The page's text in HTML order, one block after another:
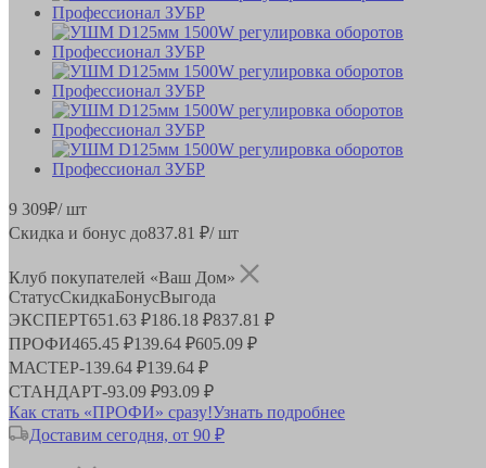
9 309₽/ шт
Скидка и бонус до837.81 ₽/ шт
Клуб покупателей «Ваш Дом»
СтатусСкидкаБонусВыгода
ЭКСПЕРТ651.63 ₽186.18 ₽837.81 ₽
ПРОФИ465.45 ₽139.64 ₽605.09 ₽
МАСТЕР-139.64 ₽139.64 ₽
СТАНДАРТ-93.09 ₽93.09 ₽
Как стать «ПРОФИ» сразу!Узнать подробнее
Доставим сегодня, от 90 ₽